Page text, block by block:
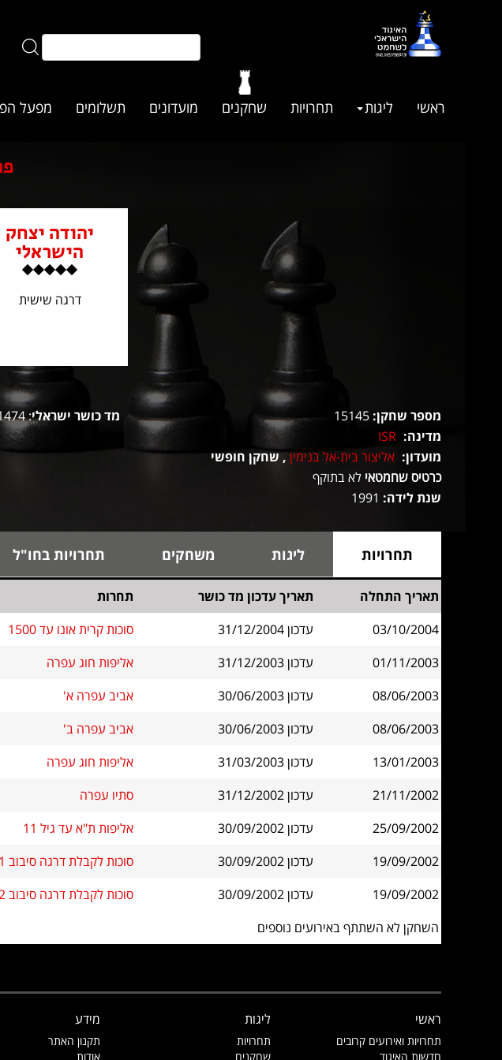
ראשי ליגות תחרויות שחקנים מועדונים תשלומים מפעל
יהודה יצחק
הישראלי
דרגה שישית
מספר שחקן:
מדינה: ISR
מועדון: אליצור בית-אל בנימין, שחקן חופשי
כרטיס שחמטאי לא בתוקף
שנת לידה:
מד כושר ישראלי: 1474
תחרויות ליגות משחקים תחרויות בחו"ל
תאריך התחלה תאריך עדכון מד כושר תחרות
03/10/2004
עדכון 31/12/2004 סוכות קרית אונו עד 1500
01/11/2003
עדכון 31/12/2003 אליפות חוג עפרה
08/06/2003
עדכון 30/06/2003 אביב עפרה א'
08/06/2003
עדכון 30/06/2003 אביב עפרה ב'
13/01/2003
עדכון 31/03/2003 אליפות חוג עפרה
21/11/2002
עדכון 31/12/2002 סתיו עפרה
25/09/2002
עדכון 30/09/2002 אליפות ת"א עד גיל 11
19/09/2002
עדכון 30/09/2002 סוכות לקבלת דרגה סיבוב 1
19/09/2002
עדכון 30/09/2002 סוכות לקבלת דרגה סיבוב 2
השחקן לא השתתף באירועים נוספים
ראשי
תחרויות ואירועים קרובים
חדשות האיגוד
ליגות
תחרויות
שחקנים
מידע
תקנון האתר
אודות